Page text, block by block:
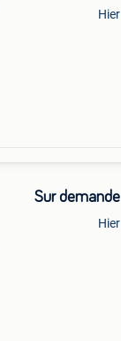
Hier
Sur demande
Hier